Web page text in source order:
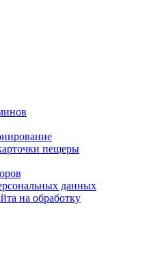
пещеры
данных
на обработку